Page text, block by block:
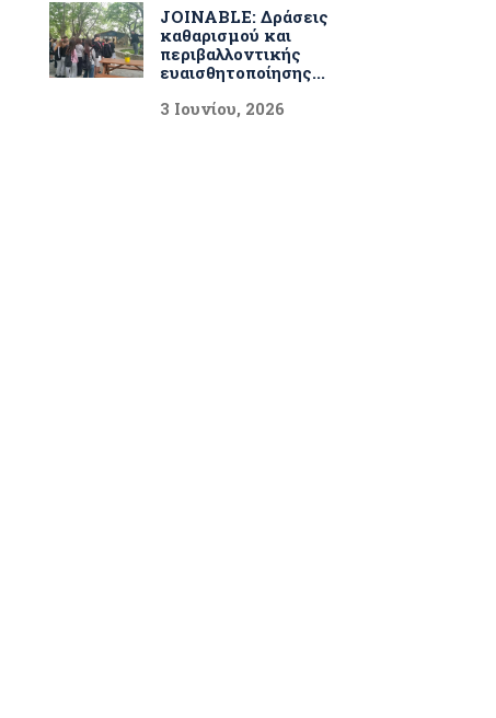
JOINABLE: Δράσεις
καθαρισμού και
περιβαλλοντικής
ευαισθητοποίησης...
3 Ιουνίου, 2026